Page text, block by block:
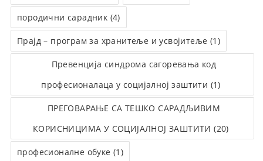
породични сарадник (4)
Прајд – програм за хранитеље и усвојитеље (1)
Превенција синдрома сагоревања код
професионалаца у социјалној заштити (1)
ПРЕГОВАРАЊЕ СА ТЕШКО САРАДЉИВИМ
КОРИСНИЦИМА У СОЦИЈАЛНОЈ ЗАШТИТИ (20)
професионалне обуке (1)